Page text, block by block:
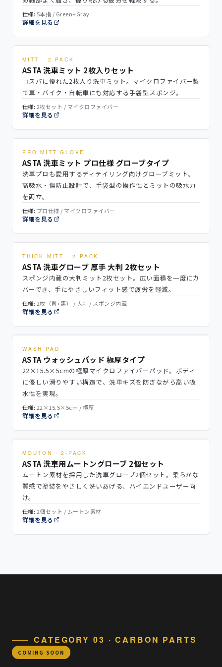
仕様: 5本指 / Green+Gray
詳細を見る
MITT · 2-PACK
ASTA 洗車ミット 2枚入りセット
コスパに優れた2枚入り洗車ミット。マイクロファイバー製
で車・バイク・自転車にも対応する手袋型スポンジ。
仕様: 2枚セット / マイクロファイバー
詳細を見る
PRO MITT GLOVE
ASTA 洗車ミット プロ仕様 グローブタイプ
洗車プロも愛用するディテイリング向けグローブミット。
高吸水・傷防止設計で、手袋型の操作性とミットの吸水力
を両立。
仕様: プロ仕様 / マイクロファイバー
詳細を見る
THICK MITT · 2-PACK
ASTA 洗車グローブ 厚手 大判 2枚セット
スポンジ内蔵の大判ミット2枚セット。広い面積を一度にカ
バーでき、手にやさしいフィット感で疲労を軽減。
仕様: 2枚（青+黒） / 大判 / スポンジ内蔵
詳細を見る
WASH PAD
ASTA ウォッシュパッド 極厚タイプ
22×15.5×5cmの極厚マイクロファイバーパッド。ボディ
に優しい滑りやすい構造で、洗車キズを防ぎながら高い吸
水性を実現。
仕様: 22×15.5×5cm / 極厚
詳細を見る
MOUTON · 2-PACK
ASTA 洗車用ムートングローブ 2個セット
ムートン素材を採用した洗車グローブ2個セット。柔らかな
質感で塗装をやさしく洗いあげる、ハイエンドユーザー向
け。
仕様: 2個セット / ムートン素材
詳細を見る
CATEGORY 03 · CARBON PARTS
COMING SOON